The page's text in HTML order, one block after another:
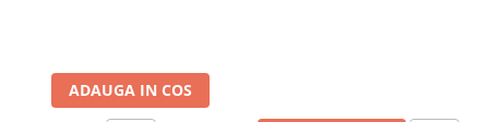
ADAUGA IN COS